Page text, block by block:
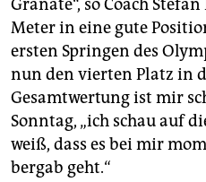
epaper login
Granate“, so Coach
Meter in eine gute
ersten Springen des
nun den vierten Platz in
Gesamtwertung ist mir
Sonntag, „ich schau auf
weiß, dass es bei mir
bergab geht.“